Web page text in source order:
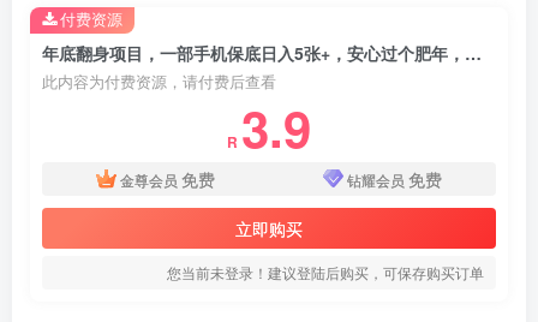
年底翻身项目，一部手机保底日入5张+，安心过个肥年，真正的风口项目【揭秘】
此内容为付费资源，请付费后查看
R 3.9
金尊会员 免费 钻耀会员 免费
立即购买
您当前未登录！建议登陆后购买，可保存购买订单
付费资源